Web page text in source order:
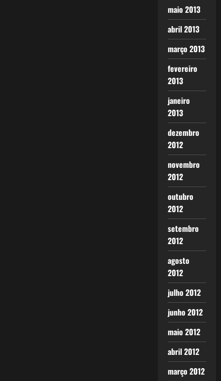
maio 2013
abril 2013
março 2013
fevereiro
2013
janeiro
2013
dezembro
2012
novembro
2012
outubro
2012
setembro
2012
agosto
2012
julho 2012
junho 2012
maio 2012
abril 2012
março 2012